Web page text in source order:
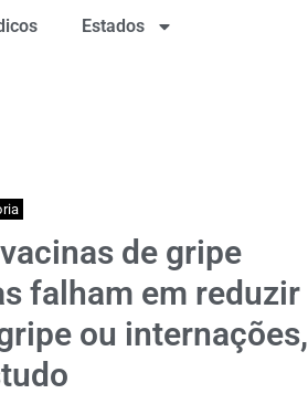
Estados
de gripe
falham em reduzir
ou internações,